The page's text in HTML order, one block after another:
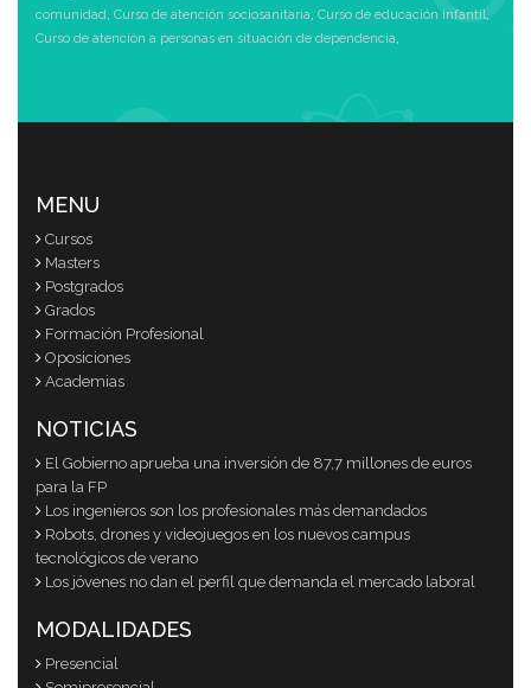
comunidad, Curso de atención sociosanitaria, Curso de educación infantil,
Curso de atención a personas en situación de dependencia,
MENU
Cursos
Masters
Postgrados
Grados
Formación Profesional
Oposiciones
Academias
NOTICIAS
El Gobierno aprueba una inversión de 87,7 millones de euros
para la FP
Los ingenieros son los profesionales más demandados
Robots, drones y videojuegos en los nuevos campus
tecnológicos de verano
Los jóvenes no dan el perfil que demanda el mercado laboral
MODALIDADES
Presencial